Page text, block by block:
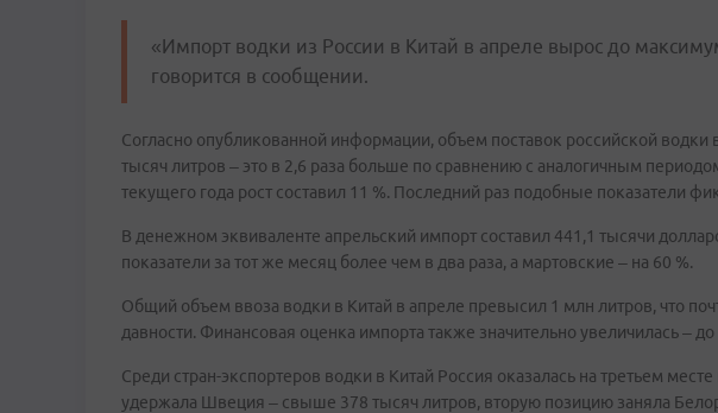
«Импорт водки из России в Китай в апреле вырос до
говорится в сообщении.
Согласно опубликованной информации, объем поставок российской водки
тысяч литров – это в 2,6 раза больше по сравнению с аналогичным
текущего года рост составил 11 %. Последний раз подобные показатели
В денежном эквиваленте апрельский импорт составил 441,1 тысячи
показатели за тот же месяц более чем в два раза, а мартовские – на 60 %.
Общий объем ввоза водки в Китай в апреле превысил 1 млн литров, что
давности. Финансовая оценка импорта также значительно увеличилась –
Среди стран-экспортеров водки в Китай Россия оказалась на третьем
удержала Швеция – свыше 378 тысяч литров, вторую позицию заняла